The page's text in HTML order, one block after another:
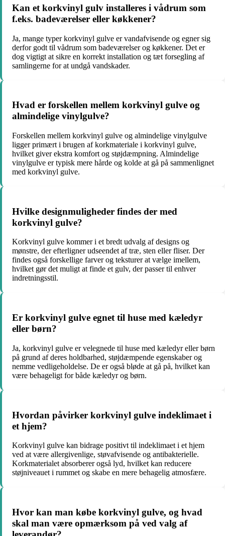
Kan et korkvinyl gulv installeres i vådrum som
f.eks. badeværelser eller køkkener?
Ja, mange typer korkvinyl gulve er vandafvisende og egner sig
derfor godt til vådrum som badeværelser og køkkener. Det er
dog vigtigt at sikre en korrekt installation og tæt forsegling af
samlingerne for at undgå vandskader.
Hvad er forskellen mellem korkvinyl gulve og
almindelige vinylgulve?
Forskellen mellem korkvinyl gulve og almindelige vinylgulve
ligger primært i brugen af korkmateriale i korkvinyl gulve,
hvilket giver ekstra komfort og støjdæmpning. Almindelige
vinylgulve er typisk mere hårde og kolde at gå på sammenlignet
med korkvinyl gulve.
Hvilke designmuligheder findes der med
korkvinyl gulve?
Korkvinyl gulve kommer i et bredt udvalg af designs og
mønstre, der efterligner udseendet af træ, sten eller fliser. Der
findes også forskellige farver og teksturer at vælge imellem,
hvilket gør det muligt at finde et gulv, der passer til enhver
indretningsstil.
Er korkvinyl gulve egnet til huse med kæledyr
eller børn?
Ja, korkvinyl gulve er velegnede til huse med kæledyr eller børn
på grund af deres holdbarhed, støjdæmpende egenskaber og
nemme vedligeholdelse. De er også bløde at gå på, hvilket kan
være behageligt for både kæledyr og børn.
Hvordan påvirker korkvinyl gulve indeklimaet i
et hjem?
Korkvinyl gulve kan bidrage positivt til indeklimaet i et hjem
ved at være allergivenlige, støvafvisende og antibakterielle.
Korkmaterialet absorberer også lyd, hvilket kan reducere
støjniveauet i rummet og skabe en mere behagelig atmosfære.
Hvor kan man købe korkvinyl gulve, og hvad
skal man være opmærksom på ved valg af